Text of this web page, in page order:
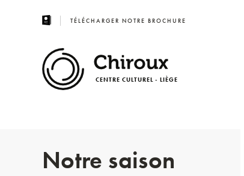
TÉLÉCHARGER NOTRE BROCHURE
CENTRE CULTUREL - LIÈGE
Notre saison